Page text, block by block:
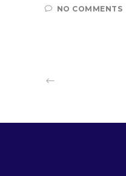
NO COMMENTS